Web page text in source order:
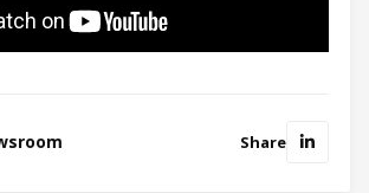
Share